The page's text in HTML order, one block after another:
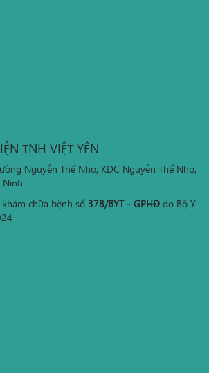
TNH VIỆT YÊN
Nguyễn Thế Nho, KDC Nguyễn Thế Nho,
Ninh
chữa bệnh số 378/BYT - GPHĐ do Bộ Y